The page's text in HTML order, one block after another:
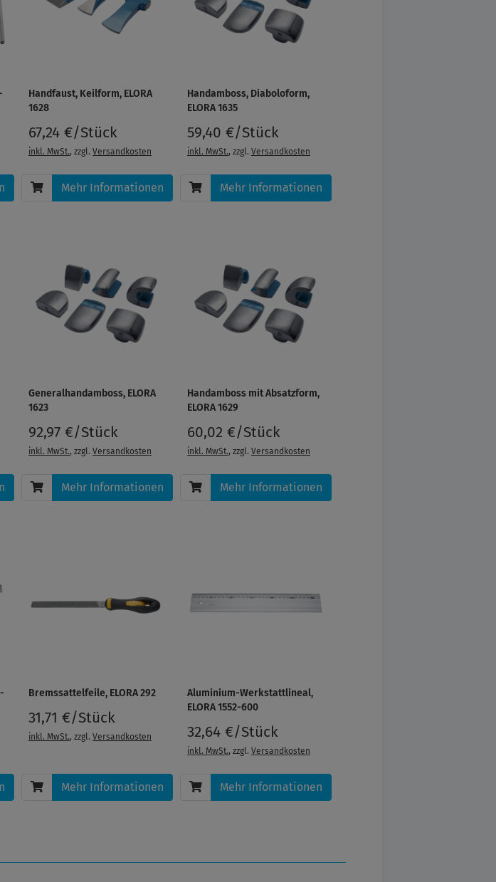
Handfaust, Keilform, ELORA
1628
67,24 €/Stück
inkl. MwSt., zzgl. Versandkosten
Mehr Informationen
Handamboss, Diaboloform,
ELORA 1635
59,40 €/Stück
inkl. MwSt., zzgl. Versandkosten
Mehr Informationen
Generalhandamboss, ELORA
1623
92,97 €/Stück
inkl. MwSt., zzgl. Versandkosten
Mehr Informationen
Handamboss mit Absatzform,
ELORA 1629
60,02 €/Stück
inkl. MwSt., zzgl. Versandkosten
Mehr Informationen
Bremssattelfeile, ELORA 292
31,71 €/Stück
inkl. MwSt., zzgl. Versandkosten
Mehr Informationen
Aluminium-Werkstattlineal,
ELORA 1552-600
32,64 €/Stück
inkl. MwSt., zzgl. Versandkosten
Mehr Informationen